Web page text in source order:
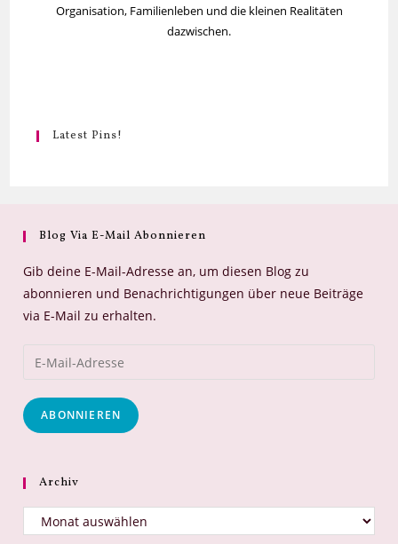
Organisation, Familienleben und die kleinen Realitäten
dazwischen.
Latest Pins!
Blog Via E-Mail Abonnieren
Gib deine E-Mail-Adresse an, um diesen Blog zu
abonnieren und Benachrichtigungen über neue Beiträge
via E-Mail zu erhalten.
Adresse
ABONNIEREN
Archiv
Archiv